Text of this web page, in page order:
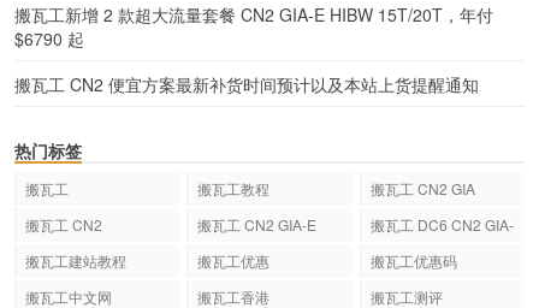
搬瓦工新增 2 款超大流量套餐 CN2 GIA-E HIBW 15T/20T，年付
$6790 起
搬瓦工 CN2 便宜方案最新补货时间预计以及本站上货提醒通知
热门标签
搬瓦工 搬瓦工教程
搬瓦工 CN2 GIA
搬瓦工 CN2
搬瓦工 CN2 GIA-E
搬瓦工 DC6 CN2 GIA-
搬瓦工建站教程 搬瓦工优惠
搬瓦工优惠码
搬瓦工中文网
搬瓦工香港
搬瓦工测评